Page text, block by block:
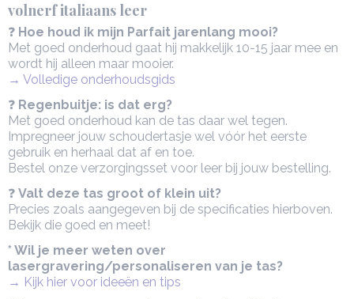
volnerf italiaans leer
❓ Hoe houd ik mijn Parfait jarenlang mooi?
Met goed onderhoud gaat hij makkelijk 10-15 jaar mee en
wordt hij alleen maar mooier.
→ Volledige onderhoudsgids
❓ Regenbuitje: is dat erg?
Met goed onderhoud kan de tas daar wel tegen.
Impregneer jouw schoudertasje wel vóór het eerste
gebruik en herhaal dat af en toe.
Bestel onze verzorgingsset voor leer bij jouw bestelling.
❓ Valt deze tas groot of klein uit?
Precies zoals aangegeven bij de specificaties hierboven.
Bekijk die goed en meet!
* Wil je meer weten over
lasergravering/personaliseren van je tas?
→ Kijk hier voor ideeën en tips